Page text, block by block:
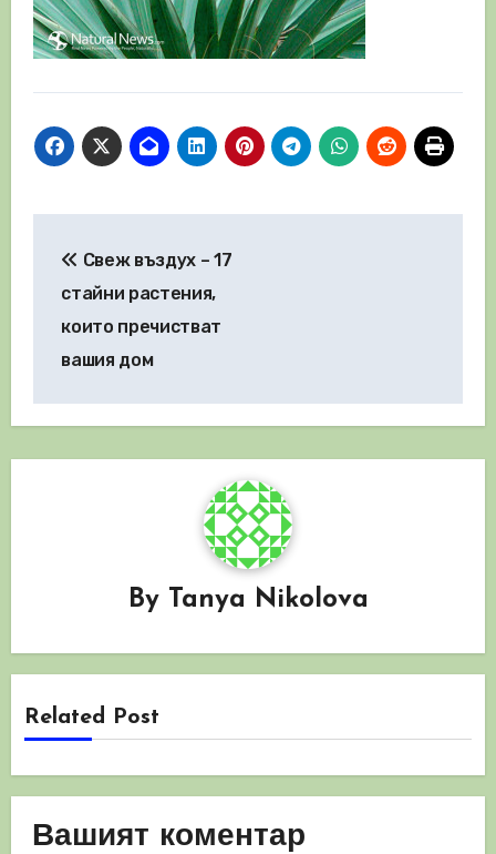
Свеж въздух – 17
стайни растения,
които пречистват
вашия дом
By Tanya Nikolova
Related Post
Вашият коментар